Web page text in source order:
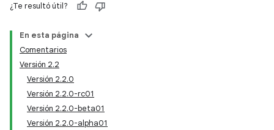
¿Te resultó útil?
En esta página
Comentarios
Versión 2.2
Versión 2.2.0
Versión 2.2.0-rc01
Versión 2.2.0-beta01
Versión 2.2.0-alpha01